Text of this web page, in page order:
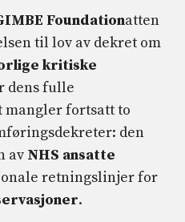
Foundationatten
til lov av dekret om
kritiske
dens fulle
mangler fortsatt to
den
av NHS ansatte
retningslinjer for
.